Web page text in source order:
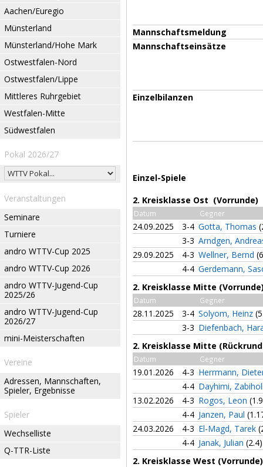
Aachen/Euregio
Münsterland
Münsterland/Hohe Mark
Ostwestfalen-Nord
Ostwestfalen/Lippe
Mittleres Ruhrgebiet
Westfalen-Mitte
Südwestfalen
Pokal 2026/27
Veranstaltungen
Seminare
Turniere
andro WTTV-Cup 2025
andro WTTV-Cup 2026
andro WTTV-Jugend-Cup
2025/26
andro WTTV-Jugend-Cup
2026/27
mini-Meisterschaften
Vereine
Adressen, Mannschaften,
Spieler, Ergebnisse
Spieler
Wechselliste
Q-TTR-Liste
Mannschaftsmeldung
Mannschaftseinsätze
Einzelbilanzen
Einzel-Spiele
2. Kreisklasse Ost (Vorrunde)
Datum Gegner
24.09.2025 3-4 Gotta, Thomas
3-3 Arndgen,
29.09.2025
4-3 Wellner, Bernd
4-4 Gerdemann,
2. Kreisklasse Mitte
Datum Gegner
28.11.2025 3-4 Solyom, Heinz
3-3 Diefenbach,
2. Kreisklasse Mitte
Datum Gegner
19.01.2026 4-3 Herrmann,
4-4 Dayhimi,
13.02.2026
4-3 Rogos, Leon
4-4 Janzen, Paul
24.03.2026
4-3 El-Magd, Tarek
4-4 Janak, Julian (2.4)
2. Kreisklasse West (Vorrunde)